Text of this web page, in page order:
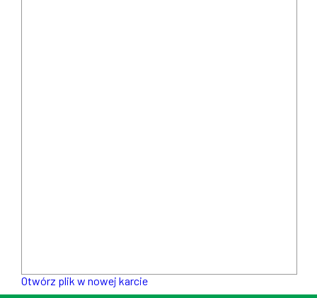
Otwórz plik w nowej karcie